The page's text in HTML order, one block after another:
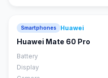
Smartphones Huawei
Huawei Mate 60 Pro
Battery
Display